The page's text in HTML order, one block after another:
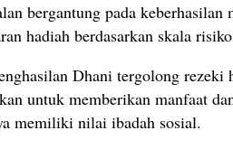
bergantung pada keberhasilan
hadiah berdasarkan skala
Dhani tergolong rezeki
untuk memberikan manfaat
memiliki nilai ibadah sosial.